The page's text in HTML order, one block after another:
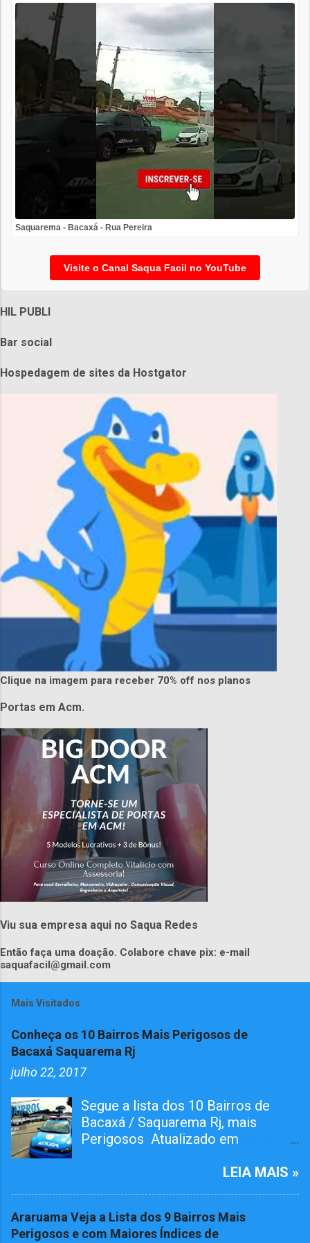
Saquarema - Bacaxá - Rua Pereira
Visite o Canal Saqua Facil no YouTube
HIL PUBLI
Bar social
Hospedagem de sites da Hostgator
Clique na imagem para receber 70% off nos planos
Portas em Acm.
Viu sua empresa aqui no Saqua Redes
Então faça uma doação. Colabore chave pix: e-mail
saquafacil@gmail.com
Mais Visitados
Conheça os 10 Bairros Mais Perigosos de
Bacaxá Saquarema Rj
julho 22, 2017
Segue a lista dos 10 Bairros de
Bacaxá / Saquarema Rj, mais
Perigosos Atualizado em
Tiroteiro essa semana, não esta na
com agentes da 124º Dp,
realizaram várias incursões. Afim
LEIA MAIS »
Araruama Veja a Lista dos 9 Bairros Mais
Perigosos e com Maiores Índices de